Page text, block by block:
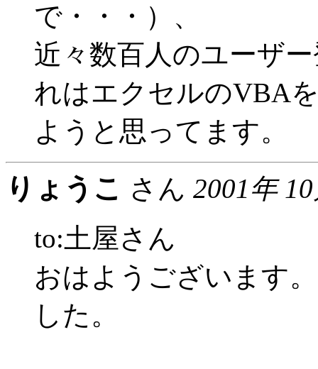
で・・・）、
近々数百人のユーザ
れはエクセルのVBA
ようと思ってます。
りょうこ さん 2001年
to:土屋さん
おはようございます
した。